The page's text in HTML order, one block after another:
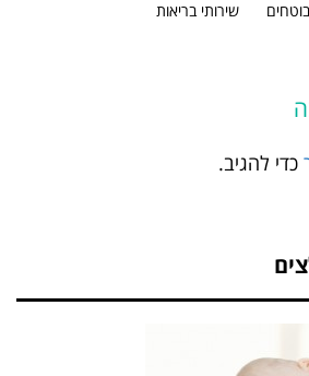
שירותי בריאות
כדי להגיב.